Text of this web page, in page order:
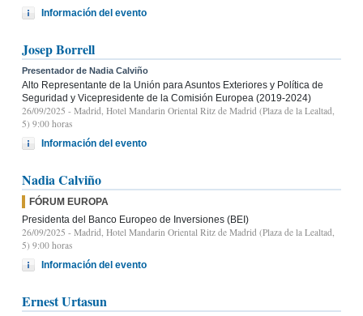
Información del evento
Josep Borrell
Presentador de Nadia Calviño
Alto Representante de la Unión para Asuntos Exteriores y Política de
Seguridad y Vicepresidente de la Comisión Europea (2019-2024)
26/09/2025 - Madrid, Hotel Mandarin Oriental Ritz de Madrid (Plaza de la Lealtad,
5) 9:00 horas
Información del evento
Nadia Calviño
FÓRUM EUROPA
Presidenta del Banco Europeo de Inversiones (BEI)
26/09/2025 - Madrid, Hotel Mandarin Oriental Ritz de Madrid (Plaza de la Lealtad,
5) 9:00 horas
Información del evento
Ernest Urtasun